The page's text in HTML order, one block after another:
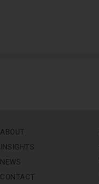
ABOUT
INSIGHTS
NEWS
CONTACT